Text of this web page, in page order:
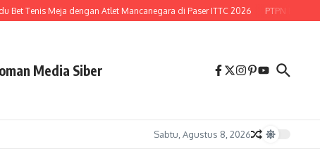
Tenis Meja dengan Atlet Mancanegara di Paser ITTC 2026 PTPN Buka
Media Siber
Sabtu, Agustus 8, 2026